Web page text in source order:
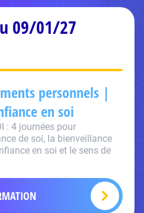
09/01/27
personnels |
en soi
: 4 journées pour
de soi, la bienveillance
en soi et le sens de